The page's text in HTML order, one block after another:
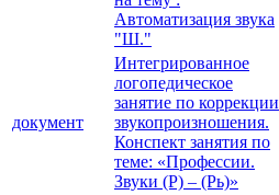
Автоматизация звука
"Ш."
документ
Интегрированное
логопедическое
занятие по коррекции
звукопроизношения.
Конспект занятия по
теме: «Профессии.
Звуки (Р) – (Рь)»